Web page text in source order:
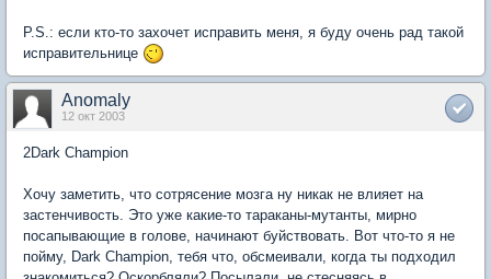
P.S.: если кто-то захочет исправить меня, я буду очень рад такой
исправительнице
Anomaly
12 окт 2003
2Dark Champion
Хочу заметить, что сотрясение мозга ну никак не влияет на
застенчивость. Это уже какие-то тараканы-мутанты, мирно
посапывающие в голове, начинают буйствовать. Вот что-то я не
пойму, Dark Champion, тебя что, обсмеивали, когда ты подходил